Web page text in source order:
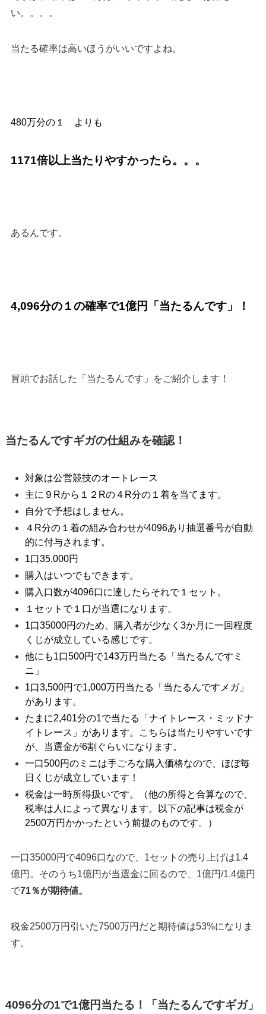
い。。。。
当たる確率は高いほうがいいですよね。
480万分の１ よりも
1171倍以上当たりやすかったら。。。
あるんです。
4,096分の１の確率で1億円「当たるんです」！
冒頭でお話した「当たるんです」をご紹介します！
当たるんですギガの仕組みを確認！
対象は公営競技のオートレース
主に９Rから１２Rの４R分の１着を当てます。
自分で予想はしません。
４R分の１着の組み合わせが4096あり抽選番号が自動
的に付与されます。
1口35,000円
購入はいつでもできます。
購入口数が4096口に達したらそれで１セット。
１セットで１口が当選になります。
1口35000円のため、購入者が少なく3か月に一回程度
くじが成立している感じです。
他にも1口500円で143万円当たる「当たるんですミ
ニ」
1口3,500円で1,000万円当たる「当たるんですメガ」
があります。
たまに2,401分の1で当たる「ナイトレース・ミッドナ
イトレース」があります。こちらは当たりやすいです
が、当選金が6割ぐらいになります。
一口500円のミニは手ごろな購入価格なので、ほぼ毎
日くじが成立しています！
税金は一時所得扱いです。（他の所得と合算なので、
税率は人によって異なります。以下の記事は税金が
2500万円かかったという前提のものです。）
一口35000円で4096口なので、1セットの売り上げは1.4
億円。そのうち1億円が当選金に回るので、1億円/1.4億円
で71％が期待値。
税金2500万円引いた7500万円だと期待値は53%になりま
す。
4096分の1で1億円当たる！「当たるんですギガ」